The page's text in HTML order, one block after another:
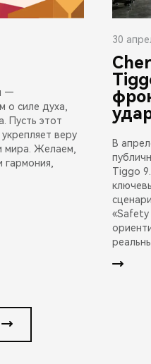
—
силе духа,
Пусть этот
веру
мира. Желаем,
30
В
Tiggo
«Safety